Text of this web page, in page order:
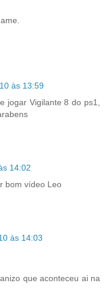
às 13:59
jogar Vigilante 8 do ps1,
14:02
bom vídeo Leo
às 14:03
que aconteceu ai na